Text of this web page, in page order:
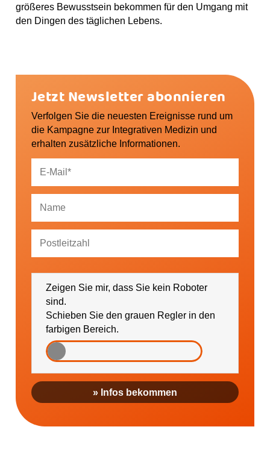
größeres Bewusstsein bekommen für den Umgang mit
den Dingen des täglichen Lebens.
Jetzt Newsletter abonnieren
Verfolgen Sie die neuesten Ereignisse rund um
die Kampagne zur Integrativen Medizin und
erhalten zusätzliche Informationen.
Veranstaltungen sowie regionale Ereignisse (falls
gewünscht bitte PLZ eintragen) informieren darf.
Zeigen Sie mir, dass Sie kein Roboter
sind.
Schieben Sie den grauen Regler in den
farbigen Bereich.
» Infos bekommen